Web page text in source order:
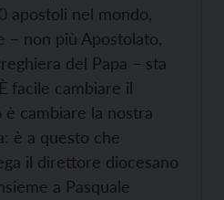
apostoli nel mondo,
– non più Apostolato,
del Papa – sta
facile cambiare il
cambiare la nostra
è a questo che
il direttore diocesano
a Pasquale